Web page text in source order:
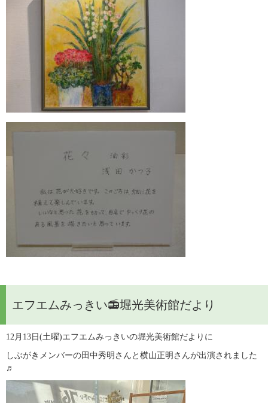
エフエムみっきい📻堀光美術館だより
12月13日(土曜)エフエムみっきいの堀光美術館だよりに
しぶがきメンバーの田中秀明さんと横山正明さんが出演されました
♬